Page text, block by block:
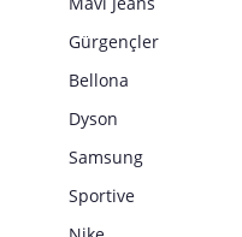
Gürgençler
Bellona
Dyson
Samsung
Sportive